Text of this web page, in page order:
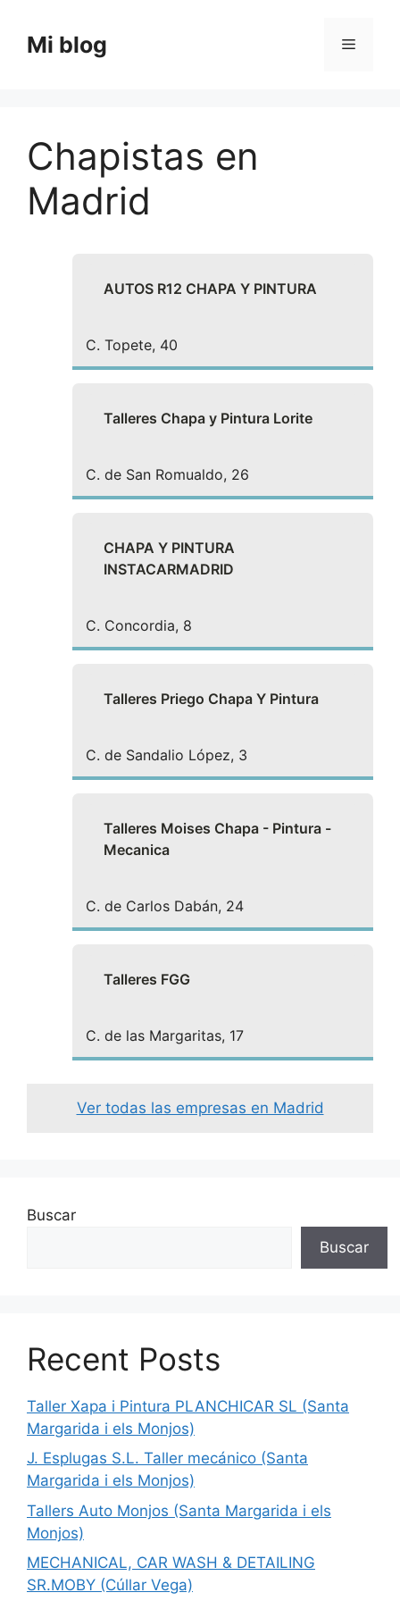
contenido
Mi blog Menú
Chapistas en
Madrid
AUTOS R12 CHAPA Y PINTURA
C. Topete, 40
Talleres Chapa y Pintura Lorite
C. de San Romualdo, 26
CHAPA Y PINTURA
INSTACARMADRID
C. Concordia, 8
Talleres Priego Chapa Y Pintura
C. de Sandalio López, 3
Talleres Moises Chapa - Pintura -
Mecanica
C. de Carlos Dabán, 24
Talleres FGG
C. de las Margaritas, 17
Ver todas las empresas en Madrid
Buscar
Buscar
Recent Posts
Taller Xapa i Pintura PLANCHICAR SL (Santa
Margarida i els Monjos)
J. Esplugas S.L. Taller mecánico (Santa
Margarida i els Monjos)
Tallers Auto Monjos (Santa Margarida i els
Monjos)
MECHANICAL, CAR WASH & DETAILING
SR.MOBY (Cúllar Vega)